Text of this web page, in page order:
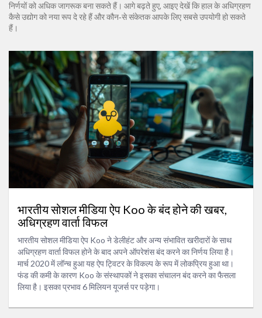
निर्णयों को अधिक जागरूक बना सकते हैं। आगे बढ़ते हुए, आइए देखें कि हाल के अधिग्रहण
कैसे उद्योग को नया रूप दे रहे हैं और कौन‑से संकेतक आपके लिए सबसे उपयोगी हो सकते
हैं।
भारतीय सोशल मीडिया ऐप Koo के बंद होने की खबर,
अधिग्रहण वार्ता विफल
भारतीय सोशल मीडिया ऐप Koo ने डेलीहंट और अन्य संभावित खरीदारों के साथ
अधिग्रहण वार्ता विफल होने के बाद अपने ऑपरेशंस बंद करने का निर्णय लिया है।
मार्च 2020 में लॉन्च हुआ यह ऐप ट्विटर के विकल्प के रूप में लोकप्रिय हुआ था।
फंड की कमी के कारण Koo के संस्थापकों ने इसका संचालन बंद करने का फैसला
लिया है। इसका प्रभाव 6 मिलियन यूजर्स पर पड़ेगा।